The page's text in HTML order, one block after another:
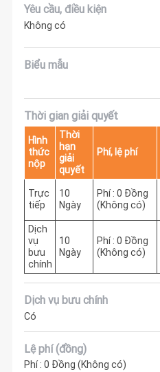
Yêu cầu, điều kiện
Không có
Biểu mẫu
Thời gian giải quyết
Hình
thức
nộp
Thời
hạn
giải
quyết
Phí, lệ phí
Trực
tiếp
10
Ngày
Phí : 0 Đồng
(Không có)
Dịch
vụ
bưu
chính
10
Ngày
Phí : 0 Đồng
(Không có)
Dịch vụ bưu chính
Có
Lệ phí (đồng)
Phí : 0 Đồng (Không có)